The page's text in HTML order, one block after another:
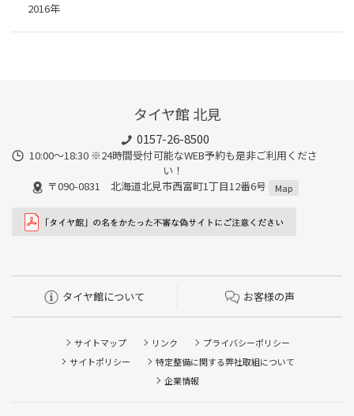
2016年
タイヤ館 北見
0157-26-8500
10:00～18:30 ※24時間受付可能なWEB予約も是非ご利用くださ
い！
〒090-0831 北海道北見市西富町1丁目12番6号
Map
タイヤ館について お客様の声
サイトマップ リンク
プライバシーポリシー
サイトポリシー
特定整備に関する弊社取組について
企業情報